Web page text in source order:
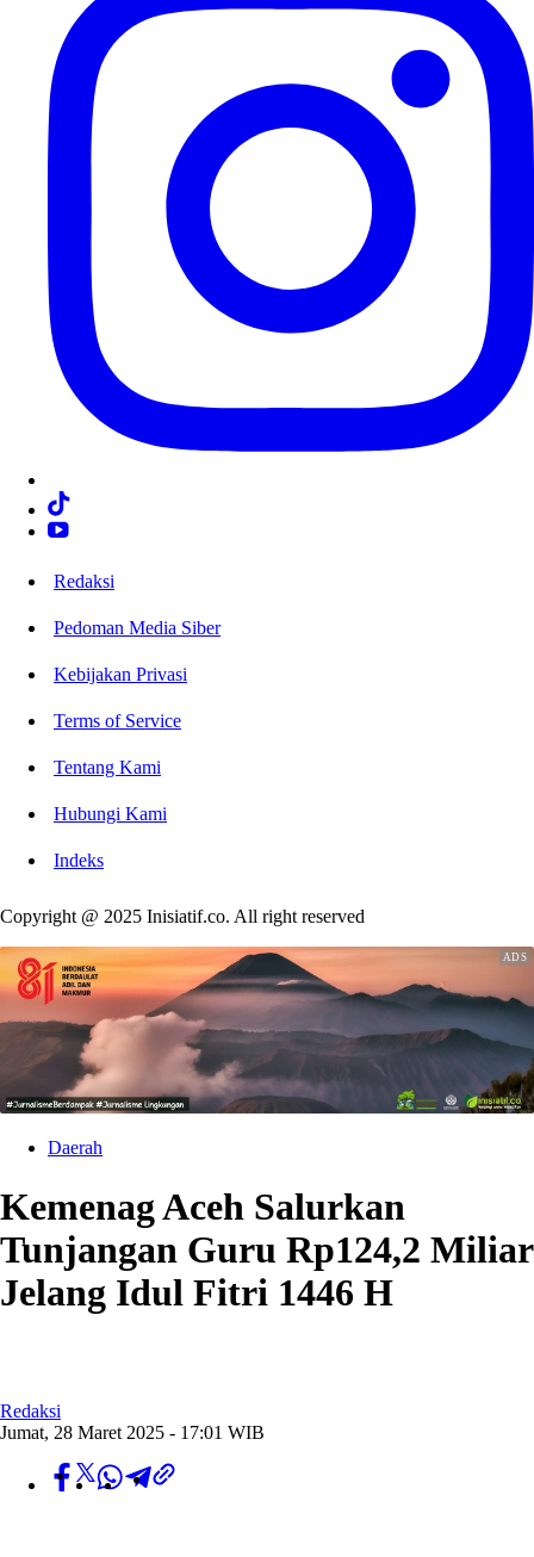
Redaksi
Pedoman Media Siber
Kebijakan Privasi
Terms of Service
Tentang Kami
Hubungi Kami
Indeks
Copyright @ 2025 Inisiatif.co. All right reserved
Daerah
Kemenag Aceh Salurkan
Tunjangan Guru Rp124,2 Miliar
Jelang Idul Fitri 1446 H
Redaksi
Jumat, 28 Maret 2025 - 17:01 WIB